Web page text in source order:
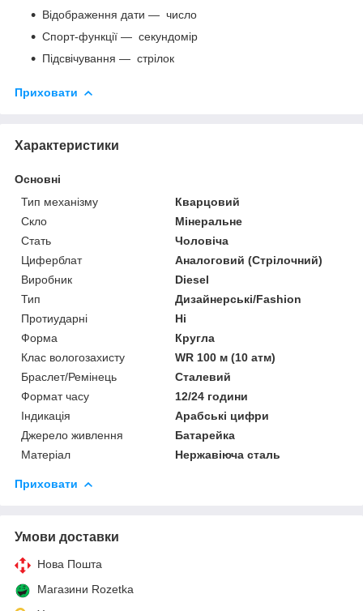
Відображення дати ― число
Спорт-функції ― секундомір
Підсвічування ― стрілок
Приховати
Характеристики
Основні
Тип механізму
Кварцовий
Скло
Мінеральне
Стать
Чоловіча
Циферблат
Аналоговий (Стрілочний)
Виробник
Diesel
Тип
Дизайнерські/Fashion
Протиударні
Ні
Форма
Кругла
Клас вологозахисту
WR 100 м (10 атм)
Браслет/Ремінець
Сталевий
Формат часу
12/24 години
Індикація
Арабські цифри
Джерело живлення
Батарейка
Матеріал
Нержавіюча сталь
Приховати
Умови доставки
Нова Пошта
Магазини Rozetka